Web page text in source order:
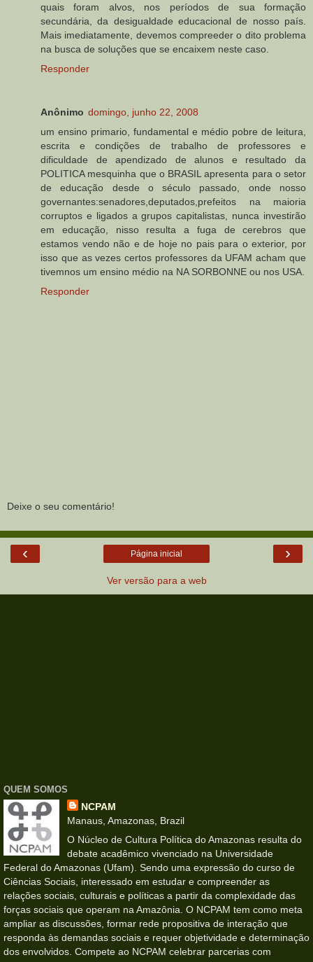
quais foram alvos, nos períodos de sua formação
secundária, da desigualdade educacional de nosso país.
Mais imediatamente, devemos compreeder o dito problema
na busca de soluções que se encaixem neste caso.
Responder
Anônimo domingo, junho 22, 2008
um ensino primario, fundamental e médio pobre de leitura,
escrita e condições de trabalho de professores e
dificuldade de apendizado de alunos e resultado da
POLITICA mesquinha que o BRASIL apresenta para o setor
de educação desde o século passado, onde nosso
governantes:senadores,deputados,prefeitos na maioria
corruptos e ligados a grupos capitalistas, nunca investirão
em educação, nisso resulta a fuga de cerebros que
estamos vendo não e de hoje no pais para o exterior, por
isso que as vezes certos professores da UFAM acham que
tivemnos um ensino médio na NA SORBONNE ou nos USA.
Responder
Deixe o seu comentário!
‹ ›
Página inicial
Ver versão para a web
QUEM SOMOS
NCPAM
Manaus, Amazonas, Brazil
O Núcleo de Cultura Política do Amazonas resulta do
debate acadêmico vivenciado na Universidade
Federal do Amazonas (Ufam). Sendo uma expressão do curso de
Ciências Sociais, interessado em estudar e compreender as
relações sociais, culturais e políticas a partir da complexidade das
forças sociais que operam na Amazônia. O NCPAM tem como meta
ampliar as discussões, formar rede propositiva de interação que
responda às demandas sociais e requer objetividade e determinação
dos envolvidos. Compete ao NCPAM celebrar parcerias com